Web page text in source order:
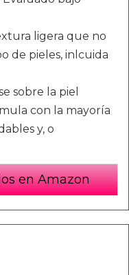
ligera que no
de pieles, inlcuida
sobre la piel
con la mayoría
y, o
en Amazon